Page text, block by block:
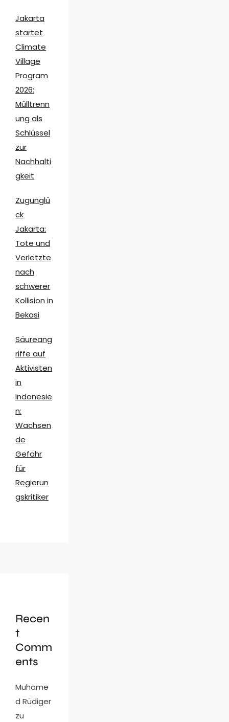
Jakarta
startet
Climate
Village
Program
2026:
Mülltrenn
ung als
Schlüssel
zur
Nachhalti
gkeit
Zugunglü
ck
Jakarta:
Tote und
Verletzte
nach
schwerer
Kollision in
Bekasi
Säureang
riffe auf
Aktivisten
in
Indonesie
n:
Wachsen
de
Gefahr
für
Regierun
gskritiker
Recen
t
Comm
ents
Muhame
d Rüdiger
zu